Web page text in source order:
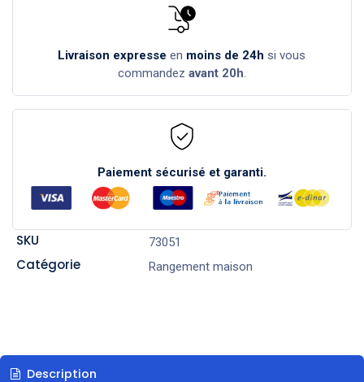
Livraison expresse en moins de 24h si vous
commandez avant 20h.
Paiement sécurisé et garanti.
SKU 73051
Catégorie Rangement maison
Description